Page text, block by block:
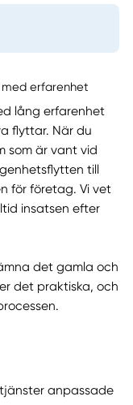
erfarenhet
lång erfarenhet
flyttar. När du
som är vant vid
till
för företag. Vi vet
insatsen efter
det gamla och
det praktiska, och
anpassade